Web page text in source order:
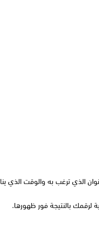
الذي ترغب به والوقت الذي
لرقمك بالنتيجة فور ظهورها.